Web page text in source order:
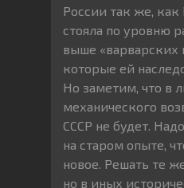
России так же,
стояла по уровню
выше «варварских
которые ей
Но заметим, что в
механического
СССР не будет.
на старом опыте,
новое. Решать те
но в иных